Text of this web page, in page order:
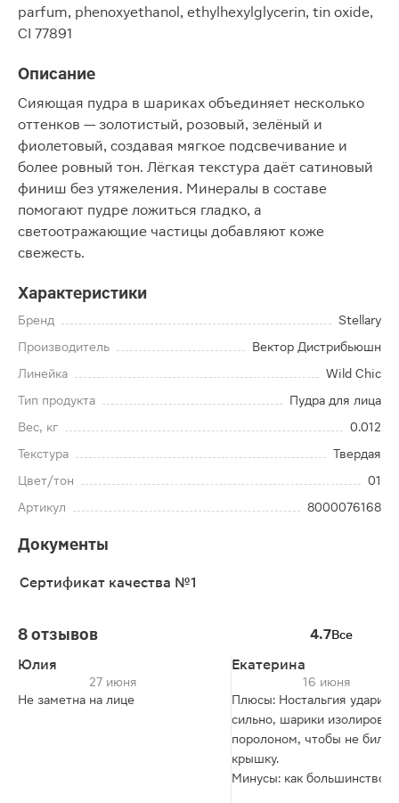
parfum, phenoxyethanol, ethylhexylglycerin, tin oxide,
CI 77891
Описание
Сияющая пудра в шариках объединяет несколько
оттенков — золотистый, розовый, зелёный и
фиолетовый, создавая мягкое подсвечивание и
более ровный тон. Лёгкая текстура даёт сатиновый
финиш без утяжеления. Минералы в составе
помогают пудре ложиться гладко, а
светоотражающие частицы добавляют коже
свежесть.
Характеристики
Бренд
Stellary
Производитель
Вектор Дистрибьюшн
Линейка
Wild Chic
Тип продукта
Пудра для лица
Вес, кг
0.012
Текстура
Твердая
Цвет/тон
01
Артикул
8000076168
Документы
Сертификат качества №1
8 отзывов 4.7Все
Юлия
27 июня
Не заметна на лице
Екатерина
16 июня
Плюсы: Ностальгия ударила
сильно, шарики
поролоном, чтобы не
крышку.
Минусы: как большинство